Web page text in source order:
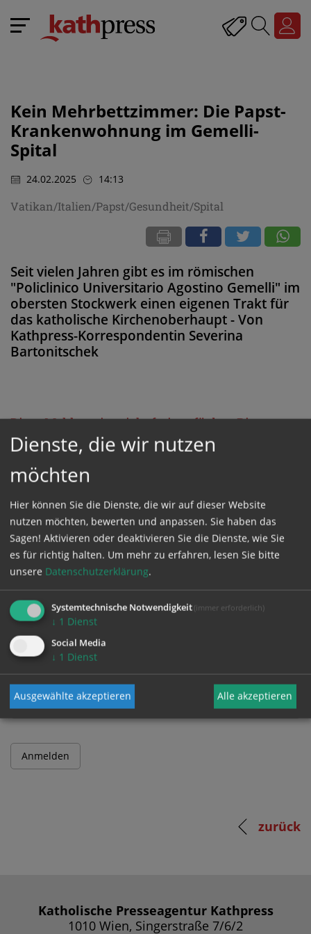
Kein Mehrbettzimmer: Die Papst-
Krankenwohnung im Gemelli-
Spital
24.02.2025 14:13
Vatikan/Italien/Papst/Gesundheit/Spital
Seit vielen Jahren gibt es im römischen
"Policlinico Universitario Agostino Gemelli" im
obersten Stockwerk einen eigenen Trakt für
das katholische Kirchenoberhaupt - Von
Kathpress-Korrespondentin Severina
Bartonitschek
Diese Meldung ist nicht frei verfügbar. Bitte
loggen Sie sich ein, oder bestellen Sie das
Produkt
GESCHÜTZTER BEREICH
Bitte melden Sie sich mit Ihrem Benutzernamen
und Passwort an.
Benutzername
Passwort
zurück
Katholische Presseagentur Kathpress
1010 Wien, Singerstraße 7/6/2
Dienste, die wir nutzen
möchten
Hier können Sie die Dienste, die wir auf dieser Website
nutzen möchten, bewerten und anpassen. Sie haben das
Sagen! Aktivieren oder deaktivieren Sie die Dienste, wie Sie
es für richtig halten. Um mehr zu erfahren, lesen Sie bitte
unsere Datenschutzerklärung.
Systemtechnische Notwendigkeit (immer erforderlich)
↓ 1 Dienst
Social Media
↓ 1 Dienst
Ausgewählte akzeptieren Alle akzeptieren